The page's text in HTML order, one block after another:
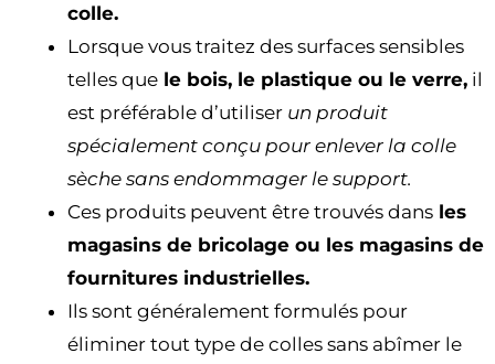
colle.
Lorsque vous traitez des surfaces sensibles
telles que le bois, le plastique ou le verre, il
est préférable d’utiliser un produit
spécialement conçu pour enlever la colle
sèche sans endommager le support.
Ces produits peuvent être trouvés dans les
magasins de bricolage ou les magasins de
fournitures industrielles.
Ils sont généralement formulés pour
éliminer tout type de colles sans abîmer le